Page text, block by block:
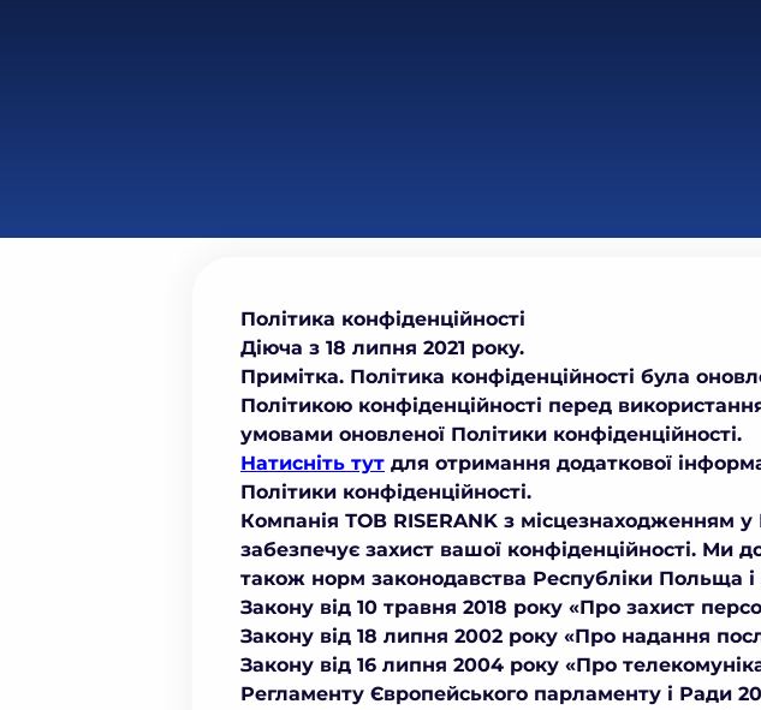
Політика конфіденційності
Діюча з 18 липня 2021 року.
Примітка. Політика конфіденційності була
Політикою конфіденційності перед
умовами оновленої Політики конфіденційності.
Натисніть тут для отримання додаткової
Політики конфіденційності.
Компанія ТОВ RISERANK з місцезнаходженням
забезпечує захист вашої конфіденційності. Ми
також норм законодавства Республіки Польща
Закону від 10 травня 2018 року «Про захист
Закону від 18 липня 2002 року «Про надання
Закону від 16 липня 2004 року «Про
Регламенту Європейського парламенту і Ради